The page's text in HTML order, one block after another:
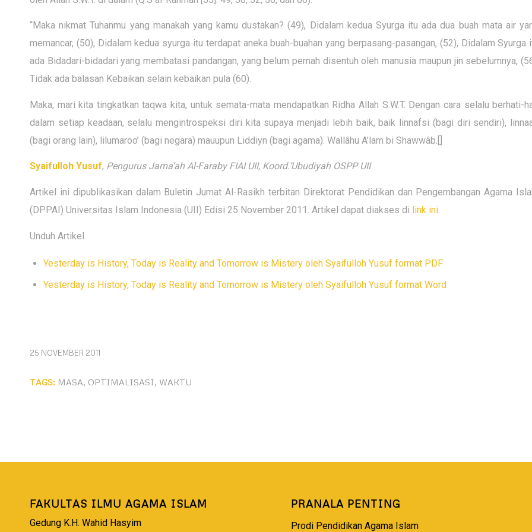
“Maka nikmat Tuhanmu yang manakah yang kamu dustakan? (49), Didalam kedua Syurga itu ada dua buah mata air
memancar, (50), Didalam kedua syurga itu terdapat aneka buah-buahan yang berpasang-pasangan, (52), Didalam Syurga
ada Bidadari-bidadari yang membatasi pandangan, yang belum pernah disentuh oleh manusia maupun jin sebelumnya,
Tidak ada balasan Kebaikan selain kebaikan pula (60).
Maka, mari kita tingkatkan taqwa kita, untuk semata-mata mendapatkan Ridha Allah S.W.T. Dengan cara selalu berhati-
dalam setiap keadaan, selalu mengintrospeksi diri kita supaya menjadi lebih baik, baik linnafsi (bagi diri sendiri),
(bagi orang lain), lilumaroo’ (bagi negara) mauupun Liddiyn (bagi agama). Wallâhu A’lam bi Shawwâb.[]
Syaifulloh Yusuf, Pengurus Jama’ah Al-Faraby FIAI UII, Koord.’Ubudiyah OSPP UII
Artikel ini dipublikasikan dalam Buletin Jumat Al-Rasikh terbitan Direktorat Pendidikan dan Pengembangan Agama
(DPPAI) Universitas Islam Indonesia (UII) Edisi 25 November 2011. Artikel dapat diakses di link ini.
Unduh Artikel
Yesterday is History, Today is Reality and Tomorrow is Mistery oleh Syaifulloh Yusuf format PDF
Yesterday is History, Today is Reality and Tomorrow is Mistery oleh Syaifulloh Yusuf format Word
25 NOVEMBER 2011
TAGS: MASA, OPTIMALISASI, WAKTU
FAKULTAS ILMU AGAMA ISLAM
Gedung K.H. Wahid Hasyim
PRANALA PENTING
Prodi Pendidikan Agama Islam